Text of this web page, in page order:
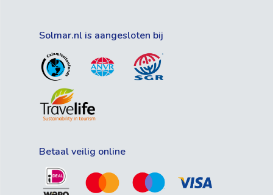
Solmar.nl is aangesloten bij
Betaal veilig online